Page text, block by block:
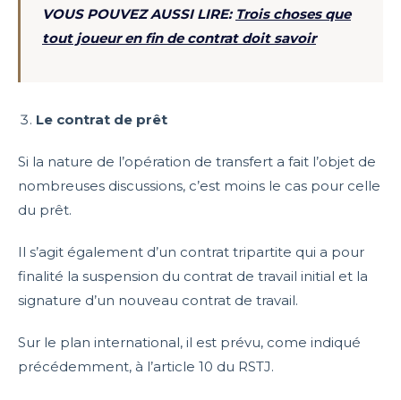
VOUS POUVEZ AUSSI LIRE: Trois choses que
tout joueur en fin de contrat doit savoir
Le contrat de prêt
Si la nature de l’opération de transfert a fait l’objet de
nombreuses discussions, c’est moins le cas pour celle
du prêt.
Il s’agit également d’un contrat tripartite qui a pour
finalité la suspension du contrat de travail initial et la
signature d’un nouveau contrat de travail.
Sur le plan international, il est prévu, come indiqué
précédemment, à l’article 10 du RSTJ.